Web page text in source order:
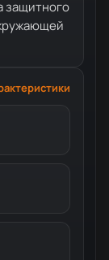
защитного